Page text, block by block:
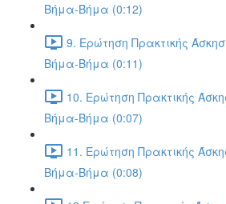
Βήμα-Βήμα (0:12)
9. Ερώτηση Πρακτικής
Βήμα-Βήμα (0:11)
10. Ερώτηση Πρακτικής
Βήμα-Βήμα (0:07)
11. Ερώτηση Πρακτικής
Βήμα-Βήμα (0:08)